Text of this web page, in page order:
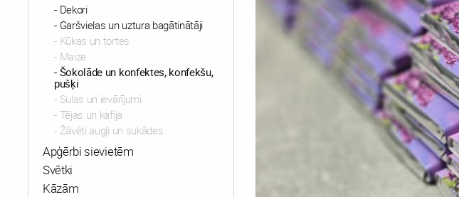
Dekori
Garšvielas un uztura bagātinātāji
Kūkas un tortes
Maize
Šokolāde un konfektes, konfekšu,
pušķi
Sulas un ievārījumi
Tējas un kafija
Žāvēti augļi un sukādes
Apģērbi sievietēm
Svētki
Kāzām